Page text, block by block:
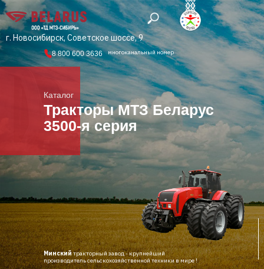
многоканальный номер
8 800 600 3636
г. Новосибирск, Советское шоссе, 9
Каталог
Тракторы МТЗ Беларус
3500-я серия
Минскийтракторный завод - крупнейший
производитель сельскохозяйственной техники в мире !